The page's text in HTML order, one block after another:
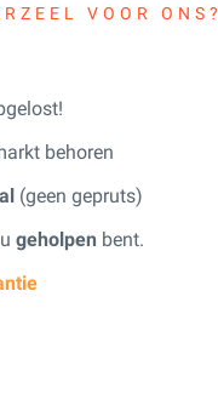
VOOR ONS?
behoren
(geen gepruts)
geholpen bent.